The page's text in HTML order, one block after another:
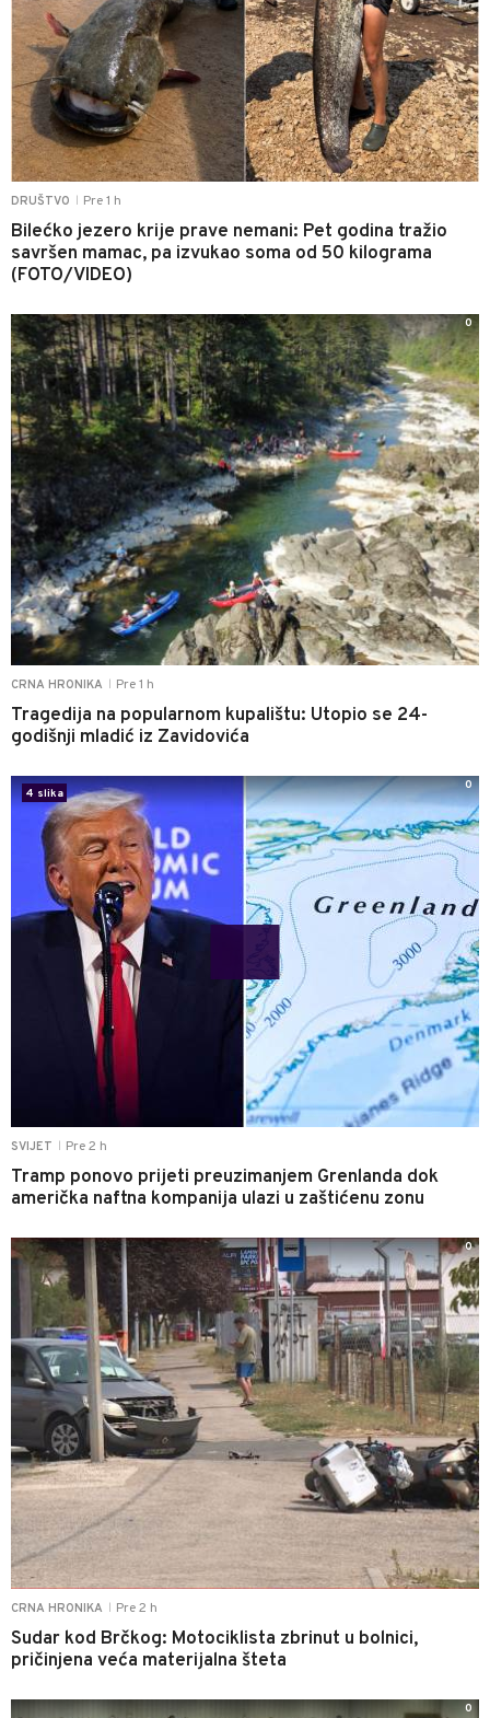
DRUŠTVO Pre 1 h
Bilećko jezero krije prave nemani: Pet godina tražio
savršen mamac, pa izvukao soma od 50 kilograma
(FOTO/VIDEO)
CRNA HRONIKA Pre 1 h
Tragedija na popularnom kupalištu: Utopio se 24-
godišnji mladić iz Zavidovića
0
SVIJET Pre 2 h
Tramp ponovo prijeti preuzimanjem Grenlanda dok
američka naftna kompanija ulazi u zaštićenu zonu
4 slika
0
CRNA HRONIKA Pre 2 h
Sudar kod Brčkog: Motociklista zbrinut u bolnici,
pričinjena veća materijalna šteta
0
0